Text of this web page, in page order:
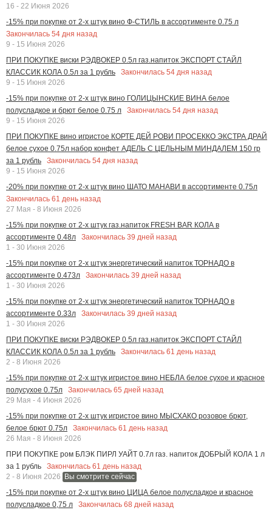
16 - 22 Июня 2026
-15% при покупке от 2-х штук вино Ф-СТИЛЬ в ассортименте 0.75 л
Закончилась 54 дня назад
9 - 15 Июня 2026
ПРИ ПОКУПКЕ виски РЭДВОКЕР 0.5л газ.напиток ЭКСПОРТ СТАЙЛ
КЛАССИК КОЛА 0.5л за 1 рубль
Закончилась 54 дня назад
9 - 15 Июня 2026
-15% при покупке от 2-х штук вино ГОЛИЦЫНСКИЕ ВИНА белое
полусладкое и брют белое 0.75 л
Закончилась 54 дня назад
9 - 15 Июня 2026
ПРИ ПОКУПКЕ вино игристое КОРТЕ ДЕЙ РОВИ ПРОСЕККО ЭКСТРА ДРАЙ
белое сухое 0.75л набор конфет АДЕЛЬ С ЦЕЛЬНЫМ МИНДАЛЕМ 150 гр
за 1 рубль
Закончилась 54 дня назад
9 - 15 Июня 2026
-20% при покупке от 2-х штук вино ШАТО МАНАВИ в ассортименте 0.75л
Закончилась 61 день назад
27 Мая - 8 Июня 2026
-15% при покупке от 2-х штук газ.напиток FRESH BAR КОЛА в
ассортименте 0.48л
Закончилась 39 дней назад
1 - 30 Июня 2026
-15% при покупке от 2-х штук энергетический напиток ТОРНАДО в
ассортименте 0.473л
Закончилась 39 дней назад
1 - 30 Июня 2026
-15% при покупке от 2-х штук энергетический напиток ТОРНАДО в
ассортименте 0.33л
Закончилась 39 дней назад
1 - 30 Июня 2026
ПРИ ПОКУПКЕ виски РЭДВОКЕР 0.5л газ.напиток ЭКСПОРТ СТАЙЛ
КЛАССИК КОЛА 0.5л за 1 рубль
Закончилась 61 день назад
2 - 8 Июня 2026
-15% при покупке от 2-х штук игристое вино НЕБЛА белое сухое и красное
полусухое 0.75л
Закончилась 65 дней назад
29 Мая - 4 Июня 2026
-15% при покупке от 2-х штук игристое вино МЫСХАКО розовое брют,
белое брют 0.75л
Закончилась 61 день назад
26 Мая - 8 Июня 2026
ПРИ ПОКУПКЕ ром БЛЭК ПИРЛ УАЙТ 0.7л газ. напиток ДОБРЫЙ КОЛА 1 л
за 1 рубль
Закончилась 61 день назад
2 - 8 Июня 2026
Вы смотрите сейчас
-15% при покупке от 2-х штук вино ЦИЦА белое полусладкое и красное
полусладкое 0,75 л
Закончилась 68 дней назад